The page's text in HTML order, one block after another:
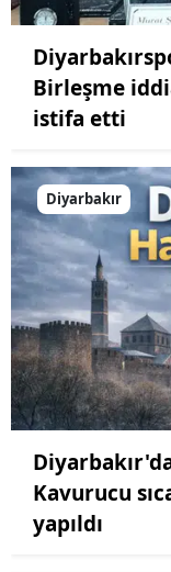
Birleşme
istifa etti
Diyarbakır
Kavurucu
yapıldı